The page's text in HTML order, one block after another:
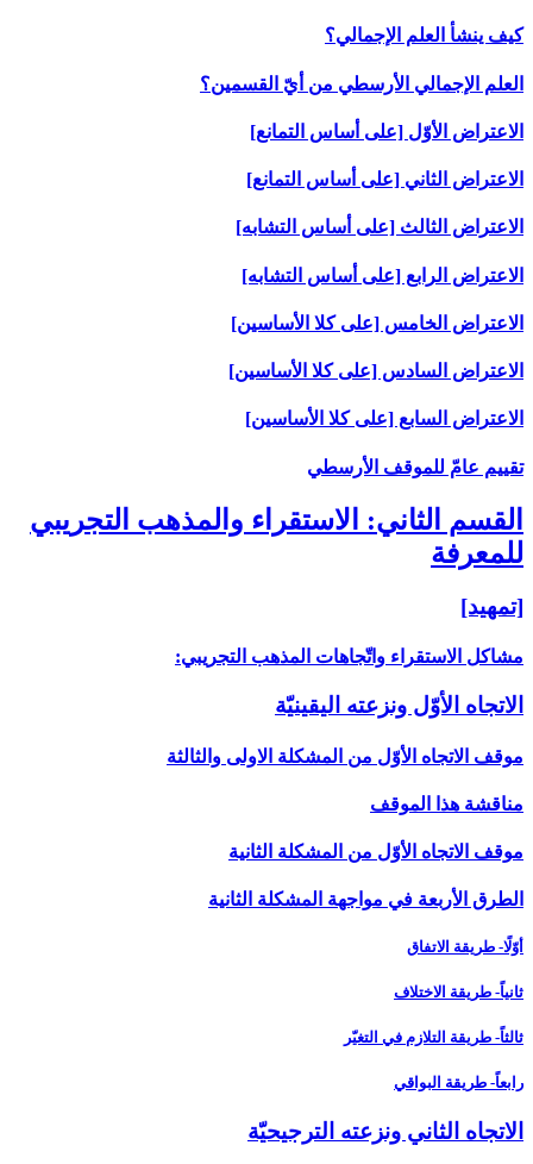
كيف ينشأ العلم الإجمالي؟
العلم الإجمالي الأرسطي من أيّ القسمين؟
الاعتراض الأوّل [على أساس التمانع‏]
الاعتراض الثاني [على أساس التمانع‏]
الاعتراض الثالث [على أساس التشابه‏]
الاعتراض الرابع [على أساس التشابه‏]
الاعتراض الخامس [على كلا الأساسين‏]
الاعتراض السادس [على كلا الأساسين‏]
الاعتراض السابع [على كلا الأساسين‏]
تقييم عامّ للموقف الأرسطي
القسم الثاني: الاستقراء والمذهب التجريبي
للمعرفة
[تمهيد]
مشاكل الاستقراء واتّجاهات المذهب التجريبي:
الاتجاه الأوّل ونزعته اليقينيّة
موقف الاتجاه الأوّل من المشكلة الاولى والثالثة
مناقشة هذا الموقف
موقف الاتجاه الأوّل من المشكلة الثانية
الطرق الأربعة في مواجهة المشكلة الثانية
أوّلًا- طريقة الاتفاق
ثانياً- طريقة الاختلاف
ثالثاً- طريقة التلازم في التغيّر
رابعاً- طريقة البواقي
الاتجاه الثاني ونزعته الترجيحيّة